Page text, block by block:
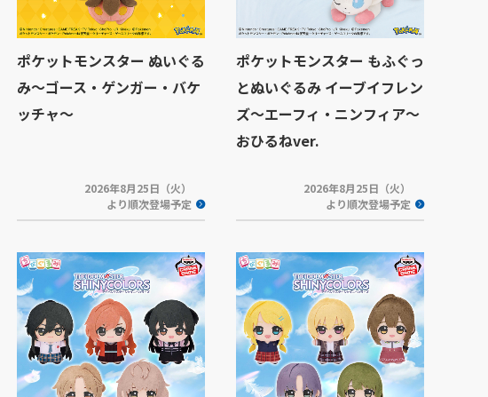
ポケットモンスター ぬいぐる
み～ゴース・ゲンガー・バケ
ッチャ～
2026年8月25日（火）
より順次登場予定
ポケットモンスター もふぐっ
とぬいぐるみ イーブイフレン
ズ～エーフィ・ニンフィア～
おひるねver.
2026年8月25日（火）
より順次登場予定